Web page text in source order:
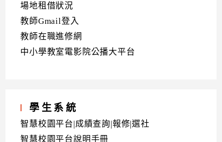
場地租借狀況
教師Gmail登入
教師在職進修網
中小學教室電影院公播大平台
學生系統
智慧校園平台|成績查詢|報修|選社
智慧校園平台說明手冊